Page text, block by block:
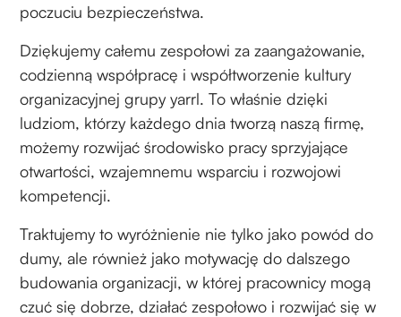
poczuciu bezpieczeństwa.
Dziękujemy całemu zespołowi za zaangażowanie,
codzienną współpracę i współtworzenie kultury
organizacyjnej grupy yarrl. To właśnie dzięki
ludziom, którzy każdego dnia tworzą naszą firmę,
możemy rozwijać środowisko pracy sprzyjające
otwartości, wzajemnemu wsparciu i rozwojowi
kompetencji.
Traktujemy to wyróżnienie nie tylko jako powód do
dumy, ale również jako motywację do dalszego
budowania organizacji, w której pracownicy mogą
czuć się dobrze, działać zespołowo i rozwijać się w